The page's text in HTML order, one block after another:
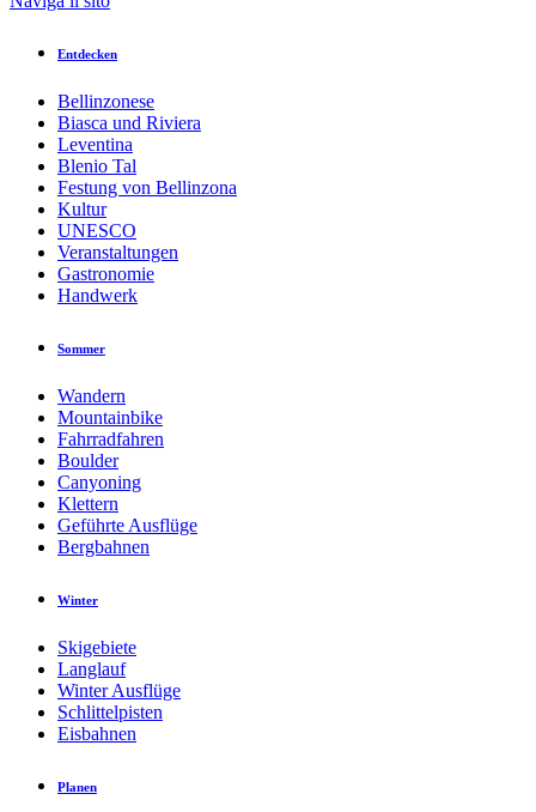
Entdecken
Bellinzonese
Biasca und Riviera
Leventina
Blenio Tal
Festung von Bellinzona
Kultur
UNESCO
Veranstaltungen
Gastronomie
Handwerk
Sommer
Wandern
Mountainbike
Fahrradfahren
Boulder
Canyoning
Klettern
Geführte Ausflüge
Bergbahnen
Winter
Skigebiete
Langlauf
Winter Ausflüge
Schlittelpisten
Eisbahnen
Planen